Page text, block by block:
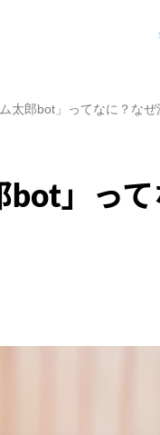
太郎bot」ってなに？なぜ
」って